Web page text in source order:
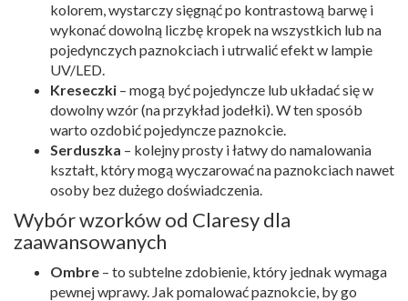
kolorem, wystarczy sięgnąć po kontrastową barwę i
wykonać dowolną liczbę kropek na wszystkich lub na
pojedynczych paznokciach i utrwalić efekt w lampie
UV/LED.
Kreseczki – mogą być pojedyncze lub układać się w
dowolny wzór (na przykład jodełki). W ten sposób
warto ozdobić pojedyncze paznokcie.
Serduszka – kolejny prosty i łatwy do namalowania
kształt, który mogą wyczarować na paznokciach nawet
osoby bez dużego doświadczenia.
Wybór wzorków od Claresy dla
zaawansowanych
Ombre – to subtelne zdobienie, który jednak wymaga
pewnej wprawy. Jak pomalować paznokcie, by go